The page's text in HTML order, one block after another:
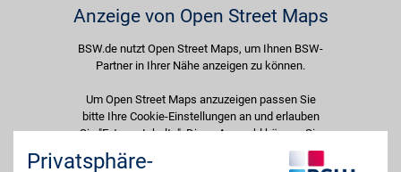
Anzeige von Open Street Maps
BSW.de nutzt Open Street Maps, um Ihnen BSW-
Partner in Ihrer Nähe anzeigen zu können.
Um Open Street Maps anzuzeigen passen Sie
bitte Ihre Cookie-Einstellungen an und erlauben
Sie "Externe Inhalte". Diese Auswahl können Sie
jederzeit über die Cookie-Einstellungen im
unteren Seitenbereich ändern.
Privatsphäre-